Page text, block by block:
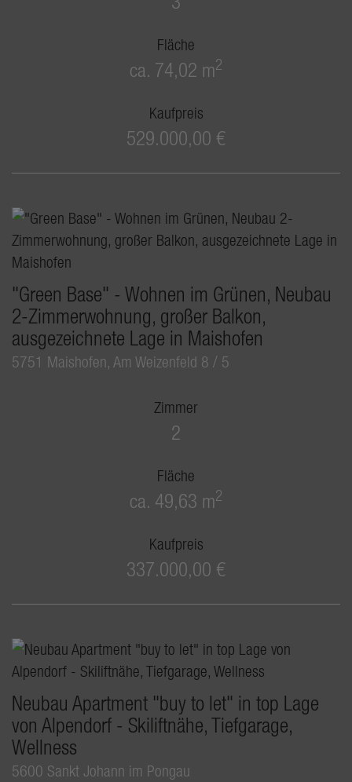
Fläche
ca. 74,02 m2
Kaufpreis
529.000,00 €
"Green Base" - Wohnen im Grünen, Neubau
2-Zimmerwohnung, großer Balkon,
ausgezeichnete Lage in Maishofen
5751 Maishofen, Am Weizenfeld 8 / 5
Zimmer
2
Fläche
ca. 49,63 m2
Kaufpreis
337.000,00 €
Neubau Apartment "buy to let" in top Lage
von Alpendorf - Skiliftnähe, Tiefgarage,
Wellness
5600 Sankt Johann im Pongau